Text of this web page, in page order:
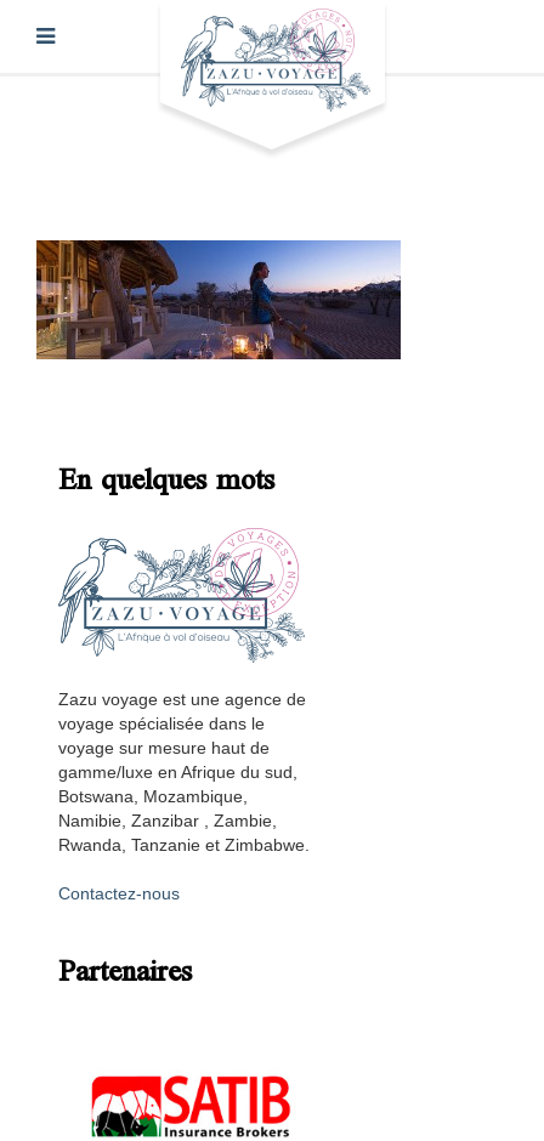
En quelques mots
Zazu voyage est une agence de
voyage spécialisée dans le
voyage sur mesure haut de
gamme/luxe en Afrique du sud,
Botswana, Mozambique,
Namibie, Zanzibar , Zambie,
Rwanda, Tanzanie et Zimbabwe.
Contactez-nous
Partenaires